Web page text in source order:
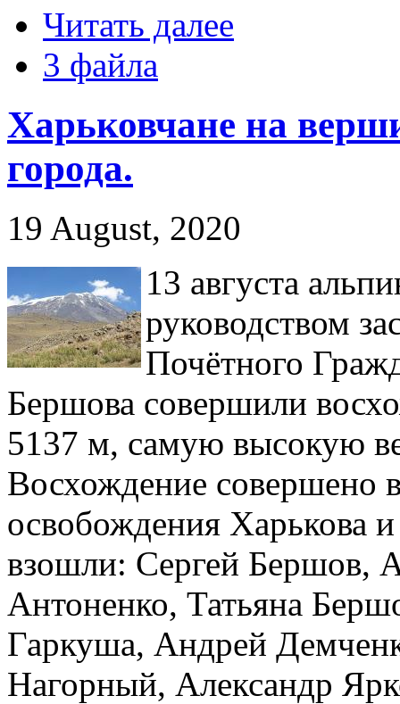
Читать далее
3 файла
Харьковчане на
города.
19 August, 2020
13 августа
руководством
Почётного
Бершова совершили
5137 м, самую высокую
Восхождение совершено
освобождения Харькова
взошли: Сергей Бершов,
Антоненко, Татьяна
Гаркуша, Андрей
Нагорный, Александр